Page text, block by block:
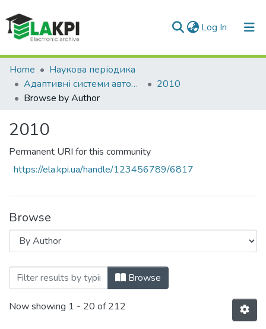
Log In (current)
Communities & Collections
All of DSpace
Home
Наукова періодика
Адаптивні системи автоматичного управління
2010
Browse by Author
2010
Permanent URI for this community
https://ela.kpi.ua/handle/123456789/6817
Browse
Browsing 2010 by Author
Browse
Now showing 1 - 20 of 212